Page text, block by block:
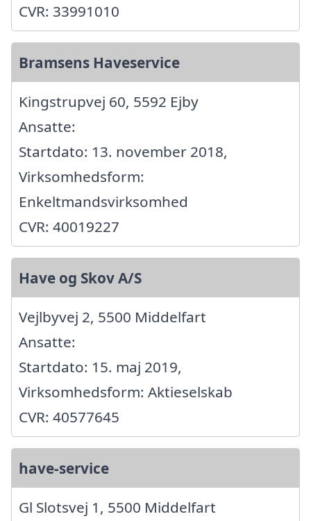
CVR: 33991010
Bramsens Haveservice
Kingstrupvej 60, 5592 Ejby
Ansatte:
Startdato: 13. november 2018,
Virksomhedsform:
Enkeltmandsvirksomhed
CVR: 40019227
Have og Skov A/S
Vejlbyvej 2, 5500 Middelfart
Ansatte:
Startdato: 15. maj 2019,
Virksomhedsform: Aktieselskab
CVR: 40577645
have-service
Gl Slotsvej 1, 5500 Middelfart